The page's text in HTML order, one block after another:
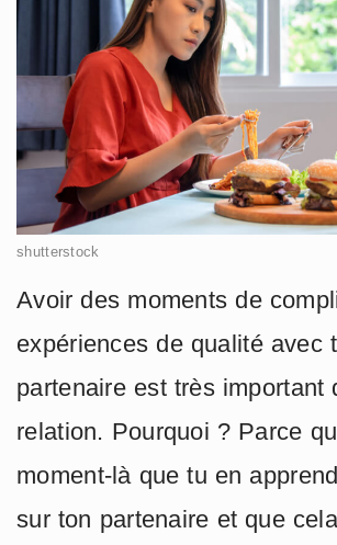
shutterstock
Avoir des moments de
expériences de qualité avec
partenaire est très important
relation. Pourquoi ? Parce
moment-là que tu en
sur ton partenaire et que